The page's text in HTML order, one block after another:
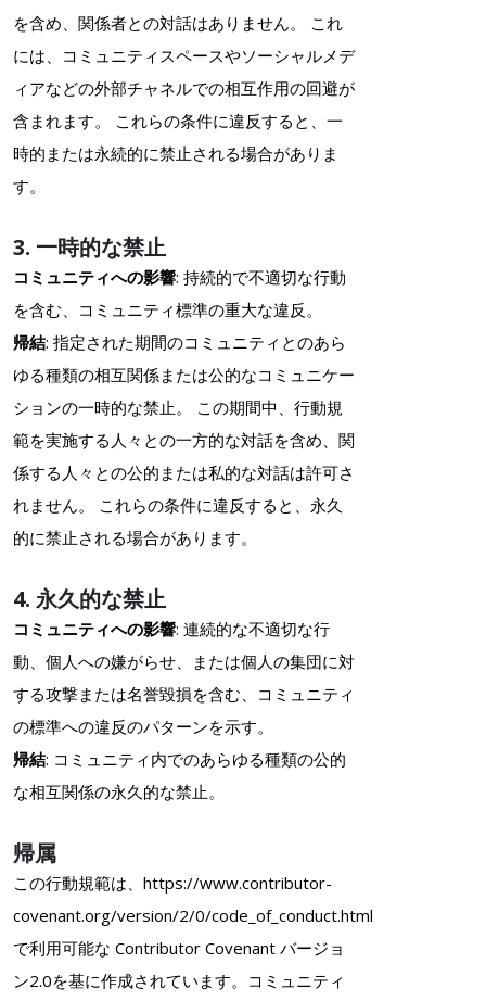
を含め、関係者との対話はありません。 これ
には、コミュニティスペースやソーシャルメデ
ィアなどの外部チャネルでの相互作用の回避が
含まれます。 これらの条件に違反すると、一
時的または永続的に禁止される場合がありま
す。
3. 一時的な禁止
コミュニティへの影響: 持続的で不適切な行動
を含む、コミュニティ標準の重大な違反。
帰結: 指定された期間のコミュニティとのあら
ゆる種類の相互関係または公的なコミュニケー
ションの一時的な禁止。 この期間中、行動規
範を実施する人々との一方的な対話を含め、関
係する人々との公的または私的な対話は許可さ
れません。 これらの条件に違反すると、永久
的に禁止される場合があります。
4. 永久的な禁止
コミュニティへの影響: 連続的な不適切な行
動、個人への嫌がらせ、または個人の集団に対
する攻撃または名誉毀損を含む、コミュニティ
の標準への違反のパターンを示す。
帰結: コミュニティ内でのあらゆる種類の公的
な相互関係の永久的な禁止。
帰属
この行動規範は、https://www.contributor-
covenant.org/version/2/0/code_of_conduct.html
で利用可能な Contributor Covenant バージョ
ン2.0を基に作成されています。コミュニティ